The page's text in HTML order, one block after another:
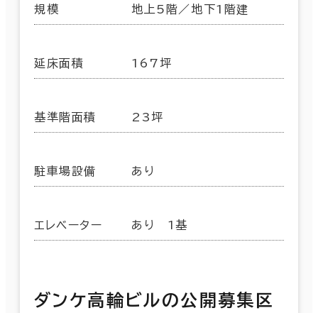
規模 地上5階／地下1階建
延床面積 167坪
基準階面積 23坪
駐車場設備 あり
エレベーター あり 1基
ダンケ高輪ビルの公開募集区